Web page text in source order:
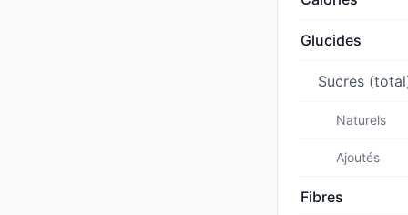
Glucides
Sucres
Naturels
Ajoutés
Fibres